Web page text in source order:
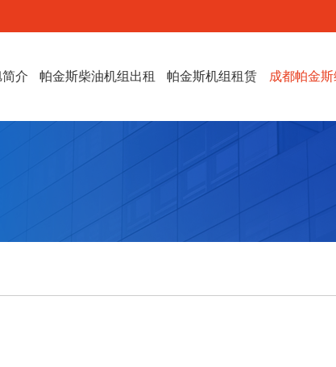
介 帕金斯柴油机组出租 帕金斯机组租赁 成都帕金